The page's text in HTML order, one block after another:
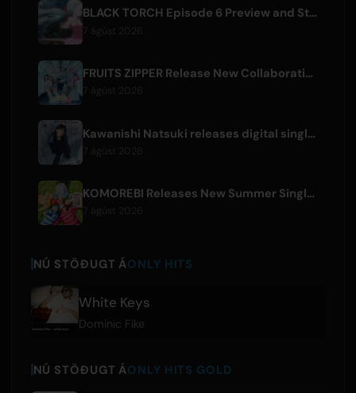
BLACK TORCH Episode 6 Preview and Streaming Details
FRUITS ZIPPER Release New Collaboration Song '1,2,3,FOOOOUR'
Kawanishi Natsuki releases digital single 'Sayonara wa Ichiban Kirei na Atashi de'
KOMOREBI Releases New Summer Single 'Letsu Natsu'
NÚ STÖÐUGT ÁONLY HITS
White Keys
Dominic Fike
NÚ STÖÐUGT ÁONLY HITS GOLD